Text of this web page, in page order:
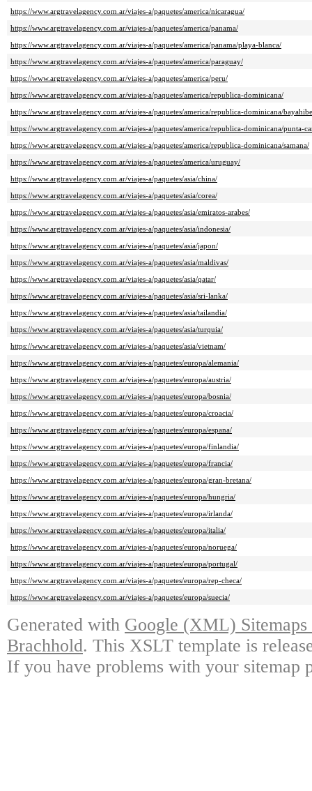
https://www.argtravelagency.com.ar/viajes-a/paquetes/america/nicaragua/
https://www.argtravelagency.com.ar/viajes-a/paquetes/america/panama/
https://www.argtravelagency.com.ar/viajes-a/paquetes/america/panama/playa-blanca/
https://www.argtravelagency.com.ar/viajes-a/paquetes/america/paraguay/
https://www.argtravelagency.com.ar/viajes-a/paquetes/america/peru/
https://www.argtravelagency.com.ar/viajes-a/paquetes/america/republica-dominicana/
https://www.argtravelagency.com.ar/viajes-a/paquetes/america/republica-dominicana/
https://www.argtravelagency.com.ar/viajes-a/paquetes/america/republica-dominicana/punta-
https://www.argtravelagency.com.ar/viajes-a/paquetes/america/republica-dominicana/samana/
https://www.argtravelagency.com.ar/viajes-a/paquetes/america/uruguay/
https://www.argtravelagency.com.ar/viajes-a/paquetes/asia/china/
https://www.argtravelagency.com.ar/viajes-a/paquetes/asia/corea/
https://www.argtravelagency.com.ar/viajes-a/paquetes/asia/emiratos-arabes/
https://www.argtravelagency.com.ar/viajes-a/paquetes/asia/indonesia/
https://www.argtravelagency.com.ar/viajes-a/paquetes/asia/japon/
https://www.argtravelagency.com.ar/viajes-a/paquetes/asia/maldivas/
https://www.argtravelagency.com.ar/viajes-a/paquetes/asia/qatar/
https://www.argtravelagency.com.ar/viajes-a/paquetes/asia/sri-lanka/
https://www.argtravelagency.com.ar/viajes-a/paquetes/asia/tailandia/
https://www.argtravelagency.com.ar/viajes-a/paquetes/asia/turquia/
https://www.argtravelagency.com.ar/viajes-a/paquetes/asia/vietnam/
https://www.argtravelagency.com.ar/viajes-a/paquetes/europa/alemania/
https://www.argtravelagency.com.ar/viajes-a/paquetes/europa/austria/
https://www.argtravelagency.com.ar/viajes-a/paquetes/europa/bosnia/
https://www.argtravelagency.com.ar/viajes-a/paquetes/europa/croacia/
https://www.argtravelagency.com.ar/viajes-a/paquetes/europa/espana/
https://www.argtravelagency.com.ar/viajes-a/paquetes/europa/finlandia/
https://www.argtravelagency.com.ar/viajes-a/paquetes/europa/francia/
https://www.argtravelagency.com.ar/viajes-a/paquetes/europa/gran-bretana/
https://www.argtravelagency.com.ar/viajes-a/paquetes/europa/hungria/
https://www.argtravelagency.com.ar/viajes-a/paquetes/europa/irlanda/
https://www.argtravelagency.com.ar/viajes-a/paquetes/europa/italia/
https://www.argtravelagency.com.ar/viajes-a/paquetes/europa/noruega/
https://www.argtravelagency.com.ar/viajes-a/paquetes/europa/portugal/
https://www.argtravelagency.com.ar/viajes-a/paquetes/europa/rep-checa/
https://www.argtravelagency.com.ar/viajes-a/paquetes/europa/suecia/
Generated with Google (XML)
Brachhold. This XSLT template is
If you have problems with your sitemap